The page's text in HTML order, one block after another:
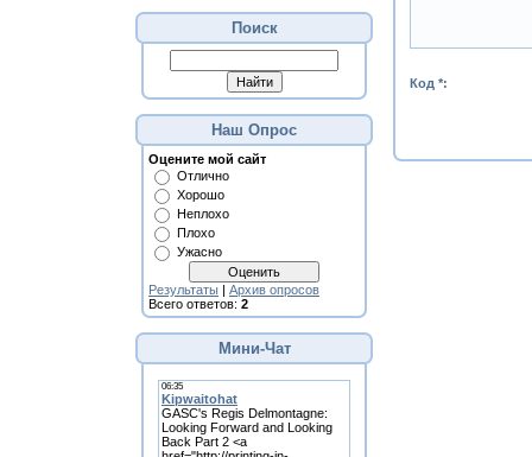
Поиск
Наш Опрос
Оцените мой сайт
Отлично
Хорошо
Неплохо
Плохо
Ужасно
Результаты | Архив опросов
Всего ответов: 2
Мини-Чат
Код *: